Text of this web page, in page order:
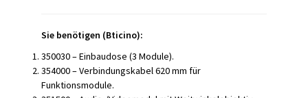
Sie benötigen (Bticino):
350030 – Einbaudose (3 Module).
354000 – Verbindungskabel 620 mm für
Funktionsmodule.